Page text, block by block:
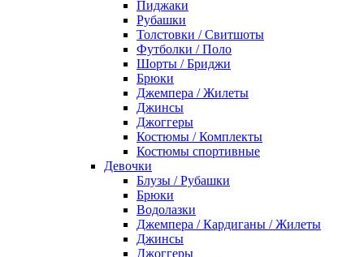
Пиджаки
Рубашки
Толстовки / Свитшоты
Футболки / Поло
Шорты / Бриджи
Брюки
Джемпера / Жилеты
Джинсы
Джоггеры
Костюмы / Комплекты
Костюмы спортивные
Девочки
Блузы / Рубашки
Брюки
Водолазки
Джемпера / Кардиганы / Жилеты
Джинсы
Джоггеры